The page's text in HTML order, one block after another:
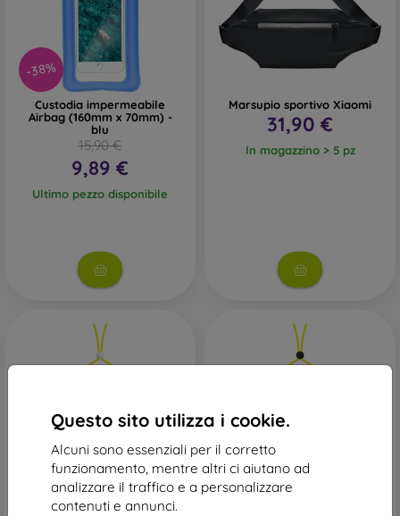
Questo sito utilizza i cookie.
Alcuni sono essenziali per il corretto
funzionamento, mentre altri ci aiutano ad
analizzare il traffico e a personalizzare
contenuti e annunci.
-38%
Custodia impermeabile
Airbag (160mm x 70mm) -
blu
15,90 €
9,89 €
Ultimo pezzo disponibile
Marsupio sportivo Xiaomi
31,90 €
In magazzino > 5 pz
Custodia impermeabile